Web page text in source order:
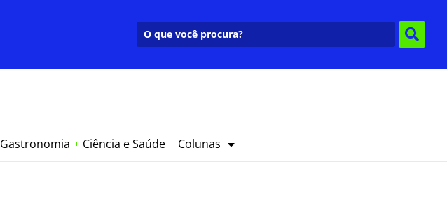
Gastronomia Ciência e Saúde Colunas